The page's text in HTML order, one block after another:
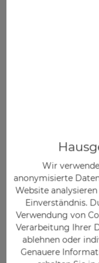
Wir
anonymisierte
Website
Einverständnis.
Verwendung von
Verarbeitung Ihrer
ablehnen oder
Genauere
Persönliche
Bequem